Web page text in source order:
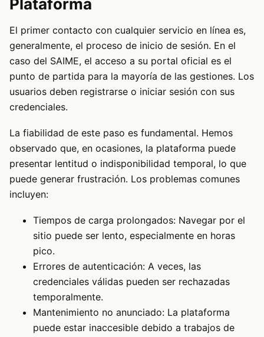
El primer contacto con cualquier servicio en línea es,
generalmente, el proceso de inicio de sesión. En el
caso del SAIME, el acceso a su portal oficial es el
punto de partida para la mayoría de las gestiones. Los
usuarios deben registrarse o iniciar sesión con sus
credenciales.
La fiabilidad de este paso es fundamental. Hemos
observado que, en ocasiones, la plataforma puede
presentar lentitud o indisponibilidad temporal, lo que
puede generar frustración. Los problemas comunes
incluyen:
Tiempos de carga prolongados: Navegar por el
sitio puede ser lento, especialmente en horas
pico.
Errores de autenticación: A veces, las
credenciales válidas pueden ser rechazadas
temporalmente.
Mantenimiento no anunciado: La plataforma
puede estar inaccesible debido a trabajos de